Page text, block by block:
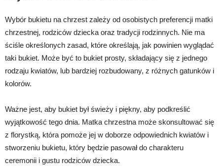
Wybór bukietu na chrzest zależy od osobistych preferencji matki
chrzestnej, rodziców dziecka oraz tradycji rodzinnych. Nie ma
ściśle określonych zasad, które określają, jak powinien wyglądać
taki bukiet. Może być to bukiet prosty, składający się z jednego
rodzaju kwiatów, lub bardziej rozbudowany, z różnych gatunków i
kolorów.
Ważne jest, aby bukiet był świeży i piękny, aby podkreślić
wyjątkowość tego dnia. Matka chrzestna może skonsultować się
z florystką, która pomoże jej w doborze odpowiednich kwiatów i
stworzeniu bukietu, który będzie pasował do charakteru
ceremonii i gustu rodziców dziecka.